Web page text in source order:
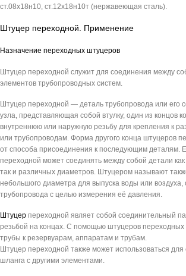
ст.08х18н10, ст.12х18н10т (нержавеющая сталь).
Штуцер переходной. Применение
Назначение переходных штуцеров
Штуцер переходной служит для соединения между
элементов трубопроводных систем.
Штуцер переходной — деталь трубопровода или его
узла, представляющая собой втулку, один из концов
внутреннюю или наружную резьбу для крепления к
или трубопроводам. Форма другого конца штуцеров
от способа присоединения к последующим деталям.
переходной может соединять между собой детали как
так и различных диаметров. Штуцером называют
небольшого диаметра для выпуска воды или воздуха,
трубопровода с целью измерения её давления.
Штуцер переходной являет собой соединительный
резьбой на концах. С помощью штуцеров
трубы к резервуарам, аппаратам и трубам.
Штуцер переходной также может использоваться для
шланга с другими элементами.